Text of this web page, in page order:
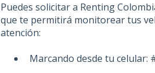
Puedes solicitar a Renting
que te permitirá monitorear tus
atención:
Marcando desde tu celular: